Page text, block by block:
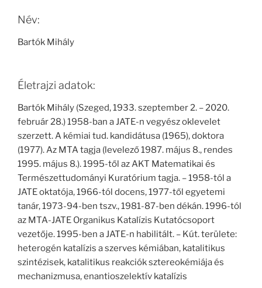
Név:
Bartók Mihály
Életrajzi adatok:
Bartók Mihály (Szeged, 1933. szeptember 2. – 2020.
február 28.) 1958-ban a JATE-n vegyész oklevelet
szerzett. A kémiai tud. kandidátusa (1965), doktora
(1977). Az MTA tagja (levelező 1987. május 8., rendes
1995. május 8.). 1995-től az AKT Matematikai és
Természettudományi Kuratórium tagja. – 1958-tól a
JATE oktatója, 1966-tól docens, 1977-től egyetemi
tanár, 1973-94-ben tszv., 1981-87-ben dékán. 1996-tól
az MTA-JATE Organikus Katalízis Kutatócsoport
vezetője. 1995-ben a JATE-n habilitált. – Kút. területe:
heterogén katalízis a szerves kémiában, katalitikus
szintézisek, katalitikus reakciók sztereokémiája és
mechanizmusa, enantioszelektív katalízis